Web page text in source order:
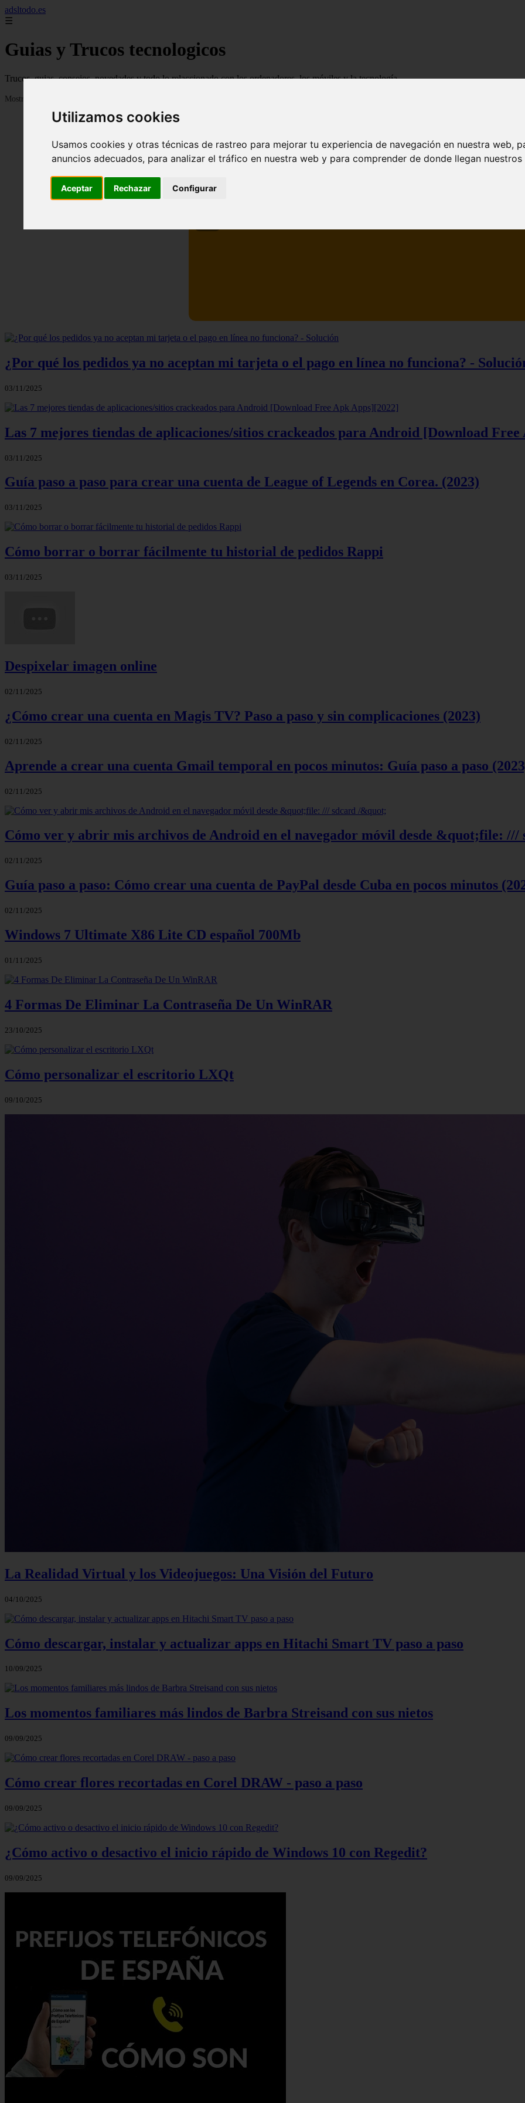
Utilizamos cookies
Usamos cookies y otras técnicas de rastreo para mejorar tu experiencia de navegación en nuestra web,
anuncios adecuados, para analizar el tráfico en nuestra web y para comprender de donde llegan
Aceptar Rechazar Configurar
adsltodo.es
☰
Guias y Trucos tecnologicos
Trucos, guias, consejos, novedades y todo lo relaccionado con los ordenadores, los móviles y la tecnología
Mostrando 1 - 24 de 148 artículos
¿Por qué los pedidos ya no aceptan mi tarjeta o el pago en línea no funciona? -
03/11/2025
Las 7 mejores tiendas de aplicaciones/sitios crackeados para Android [Download
03/11/2025
Guía paso a paso para crear una cuenta de League of Legends en Corea. (2023)
03/11/2025
Cómo borrar o borrar fácilmente tu historial de pedidos Rappi
03/11/2025
Despixelar imagen online
02/11/2025
¿Cómo crear una cuenta en Magis TV? Paso a paso y sin complicaciones (2023)
02/11/2025
Aprende a crear una cuenta Gmail temporal en pocos minutos: Guía paso a paso
02/11/2025
Cómo ver y abrir mis archivos de Android en el navegador móvil desde &quot;file:
02/11/2025
Guía paso a paso: Cómo crear una cuenta de PayPal desde Cuba en pocos minutos
02/11/2025
Windows 7 Ultimate X86 Lite CD español 700Mb
01/11/2025
4 Formas De Eliminar La Contraseña De Un WinRAR
23/10/2025
Cómo personalizar el escritorio LXQt
09/10/2025
La Realidad Virtual y los Videojuegos: Una Visión del Futuro
04/10/2025
Cómo descargar, instalar y actualizar apps en Hitachi Smart TV paso a paso
10/09/2025
Los momentos familiares más lindos de Barbra Streisand con sus nietos
09/09/2025
Cómo crear flores recortadas en Corel DRAW - paso a paso
09/09/2025
¿Cómo activo o desactivo el inicio rápido de Windows 10 con Regedit?
09/09/2025